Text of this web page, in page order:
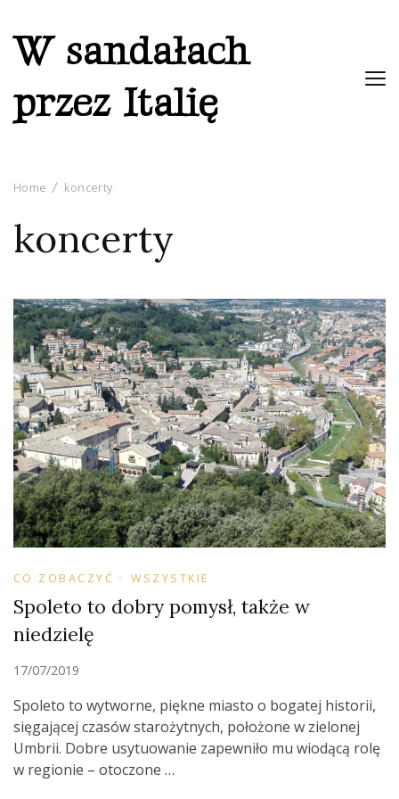
W sandałach
przez Italię
Home koncerty
koncerty
CO ZOBACZYĆ WSZYSTKIE
Spoleto to dobry pomysł, także w
niedzielę
17/07/2019
Spoleto to wytworne, piękne miasto o bogatej historii,
sięgającej czasów starożytnych, położone w zielonej
Umbrii. Dobre usytuowanie zapewniło mu wiodącą rolę
w regionie – otoczone …